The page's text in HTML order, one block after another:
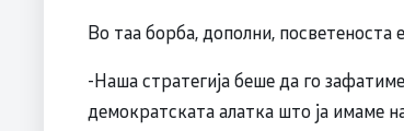
Во таа борба, дополни, посветеноста
-Наша стратегија беше да го
демократската алатка што ја имаме